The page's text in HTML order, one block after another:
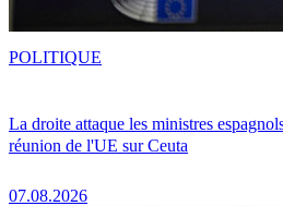
La droite attaque les ministres
réunion de l'UE sur Ceuta
07.08.2026
POLITIQUE